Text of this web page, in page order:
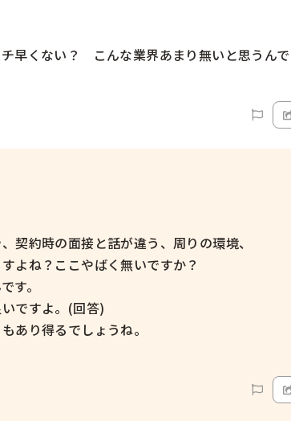
早くない？　こんな業界あまり無いと思うんで
契約時の面接と話が違う、周りの環境、
よね？ここやばく無いですか？
す。
ですよ。(回答)
あり得るでしょうね。